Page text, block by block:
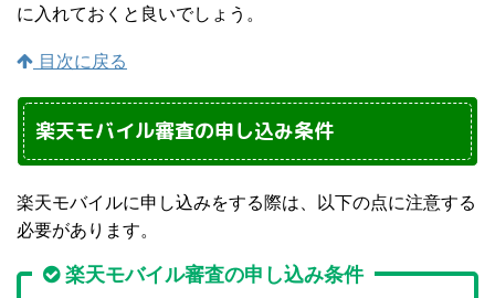
に入れておくと良いでしょう。
目次に戻る
楽天モバイル審査の申し込み条件
楽天モバイルに申し込みをする際は、以下の点に注意する
必要があります。
楽天モバイル審査の申し込み条件